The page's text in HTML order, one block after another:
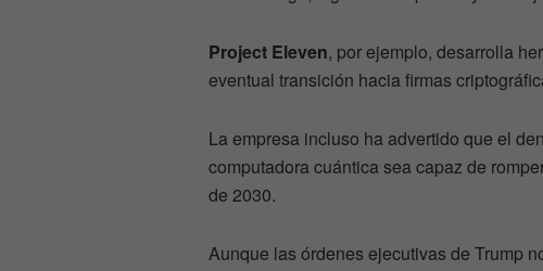
Project Eleven, por ejemplo, desarrolla
eventual transición hacia firmas
La empresa incluso ha advertido que el
computadora cuántica sea capaz de
de 2030.
Aunque las órdenes ejecutivas de Trump